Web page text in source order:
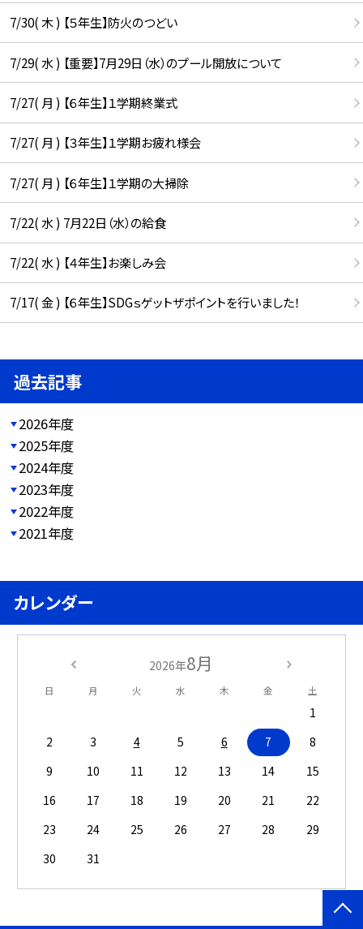
7/30( 木 ) 【５年生】防火のつどい
7/29( 水 ) 【重要】7月29日（水）のプール開放について
7/27( 月 ) 【６年生】１学期終業式
7/27( 月 ) 【３年生】１学期お疲れ様会
7/27( 月 ) 【６年生】１学期の大掃除
7/22( 水 ) 7月22日（水）の給食
7/22( 水 ) 【４年生】お楽しみ会
7/17( 金 ) 【６年生】SDGｓゲットザポイントを行いました！
過去記事
2026年度
2025年度
2024年度
2023年度
2022年度
2021年度
カレンダー
2026年8月
日 月 火 水 木 金 土
1
2
3 4 5 6 7
8
9
10 11 12 13 14
15
16
17 18 19 20 21
22
23
24 25 26 27 28
29
30
31